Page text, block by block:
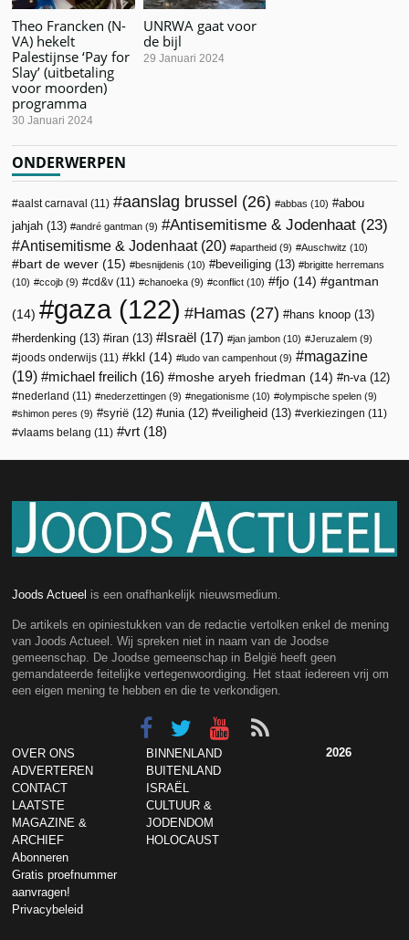
Theo Francken (N-
VA) hekelt
Palestijnse ‘Pay for
Slay’ (uitbetaling
voor moorden)
programma
30 Januari 2024
UNRWA gaat voor
de bijl
29 Januari 2024
ONDERWERPEN
aalst carnaval (11) aanslag brussel (26) abbas (10)
abou
jahjah (13) andré gantman (9) Antisemitisme & Jodenhaat (23)
Antisemitisme & Jodenhaat(20) apartheid (9) Auschwitz (10)
bart de wever (15) besnijdenis (10) beveiliging (13)
brigitte herremans
(10)
ccojb (9) cd&v (11) chanoeka (9) conflict (10) fjo (14) gantman
(14) gaza(122) Hamas (27) hans knoop (13)
herdenking (13) iran (13) Israël (17) jan jambon (10) Jeruzalem (9)
joods onderwijs (11) kkl (14) ludo van campenhout (9)
magazine
(19)
michael freilich (16) moshe aryeh friedman (14) n-va(12)
nederland (11) nederzettingen (9) negationisme (10) olympische spelen (9)
shimon peres (9) syrië (12) unia(12) veiligheid (13) verkiezingen (11)
vlaams belang (11) vrt (18)
Joods Actueel is een onafhankelijk nieuwsmedium.
De artikels en opiniestukken van de redactie vertolken enkel de mening
van Joods Actueel. Wij spreken niet in naam van de Joodse
gemeenschap. De Joodse gemeenschap in België heeft geen
gemandateerde feitelijke vertegenwoordiging. Het staat iedereen vrij om
een eigen mening te hebben en die te verkondigen.
OVER ONS
ADVERTEREN
CONTACT
LAATSTE
MAGAZINE &
ARCHIEF
Abonneren
Gratis proefnummer
aanvragen!
Privacybeleid
BINNENLAND
BUITENLAND
ISRAËL
CULTUUR &
JODENDOM
HOLOCAUST
2026